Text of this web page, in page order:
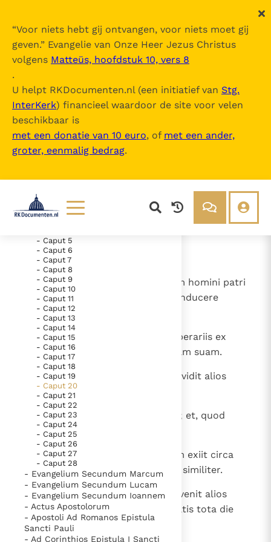
“Voor niets hebt gij ontvangen, voor niets moet gij
geven.” Evangelie van Onze Heer Jezus Christus
volgens Matteüs, hoofdstuk 10, vers 8
.
U helpt RKDocumenten.nl (een initiatief van Stg.
InterKerk) financieel waardoor de site voor velen
beschikbaar is
met een donatie van 10 euro, of met een ander,
groter, eenmalig bedrag.
Documenten
Thema’s
Berichten
Denzinger
Over ons
Nieuwste Documenten
5. Het gebed van de Kerk
In Christus wordt onze honger vervuld
Leer de kostbare parel van Gods koninkrijk te
herkennen
Gods Koninkrijk groeit stilletjes door liefde, niet door
dwang
De mystiek. De mystieke verschijnselen en de
heiligheid
Berichten
Het Vaticaan publiceert een nieuwe Latijnse uitgave
van het Romeins martyrologium
Vaticaanse financiële waakhond verliest autonomie
Paus spreekt het Wereldvoedselprogramma toe
Nova Vulgata
Inhoudsopgave
uitklappen
- Vetus Testamentum
- Evangelium Secundum
Matthaeum
- Caput 1
- Caput 2
- Caput 5
- Caput 6
- Caput 7
- Caput 8
- Caput 9
- Caput 10
- Caput 11
- Caput 12
- Caput 13
- Caput 14
- Caput 15
- Caput 16
- Caput 17
- Caput 18
- Caput 19
- Caput 20
- Caput 21
- Caput 22
- Caput 23
- Caput 24
- Caput 25
- Caput 26
- Caput 27
- Caput 28
- Evangelium Secundum Marcum
- Evangelium Secundum Lucam
- Evangelium Secundum Ioannem
- Actus Apostolorum
- Apostoli Ad Romanos Epistula
Sancti Pauli
- Ad Corinthios Epistula I Sancti
- Caput 20
Simile est enim regnum caelorum homini patri
familias, qui exiit primo mane conducere
operarios in vineam suam;
conventione autem facta cum operariis ex
denario diurno, misit eos in vineam suam.
Et egressus circa horam tertiam vidit alios
stantes in foro otiosos
et illis dixit: "Ite et vos in vineam; et, quod
iustum fuerit, dabo vobis".
Illi autem abierunt. Iterum autem exiit circa
sextam et nonam horam et fecit similiter.
Circa undecimam vero exiit et invenit alios
stantes et dicit illis: "Quid hic statis tota die
otiosi?".